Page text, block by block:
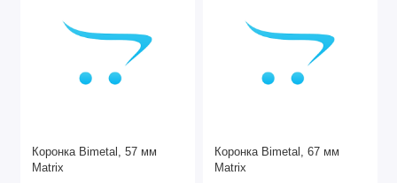
Коронка Bimetal, 57 мм
Matrix
Коронка Bimetal, 67 мм
Matrix